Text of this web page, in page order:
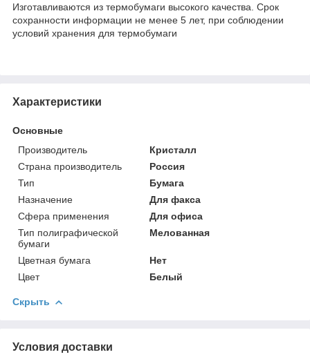
Изготавливаются из термобумаги высокого качества. Срок
сохранности информации не менее 5 лет, при соблюдении
условий хранения для термобумаги
Характеристики
Основные
Производитель
Кристалл
Страна производитель
Россия
Тип
Бумага
Назначение
Для факса
Сфера применения
Для офиса
Тип полиграфической
бумаги
Мелованная
Цветная бумага
Нет
Цвет
Белый
Скрыть
Условия доставки